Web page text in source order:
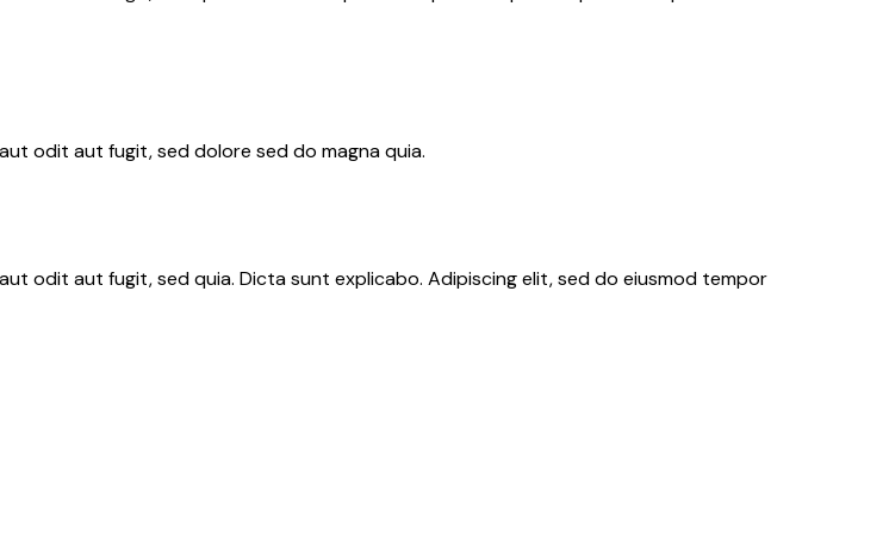
odit aut fugit, sed dolore sed do magna quia.
odit aut fugit, sed quia. Dicta sunt explicabo. Adipiscing elit, sed do eiusmod tempor